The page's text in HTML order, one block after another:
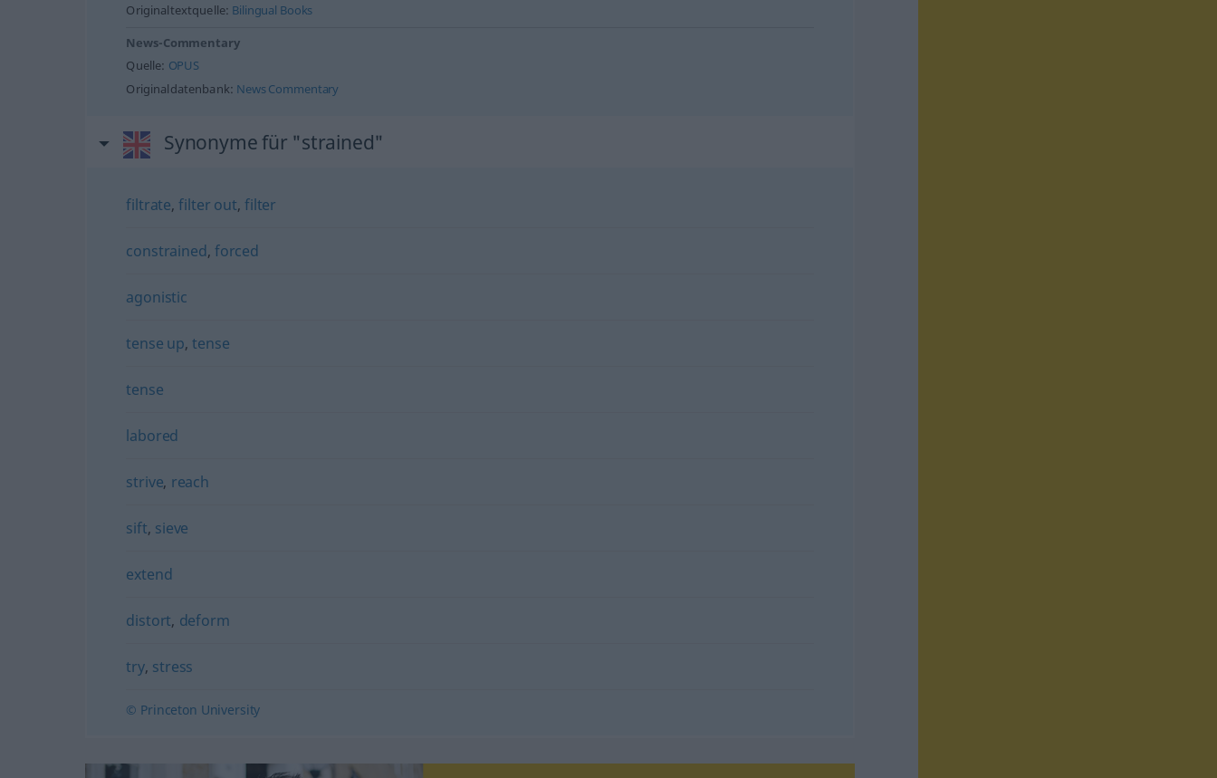
Originaltextquelle: Bilingual Books
News-Commentary
Quelle: OPUS
Originaldatenbank: News Commentary
Synonyme für "strained"
filtrate,filter out,filter
constrained, forced
agonistic
tense up,tense
tense
labored
strive, reach
sift, sieve
extend
distort, deform
try, stress
© Princeton University